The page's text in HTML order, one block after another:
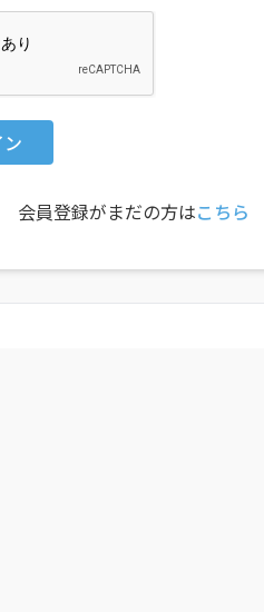
会員登録がまだの方はこちら